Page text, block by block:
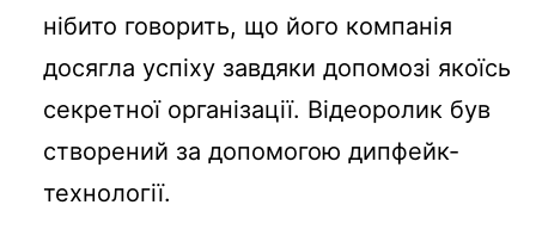
нібито говорить, що його компанія
досягла успіху завдяки допомозі якоїсь
секретної організації. Відеоролик був
створений за допомогою дипфейк-
технології.